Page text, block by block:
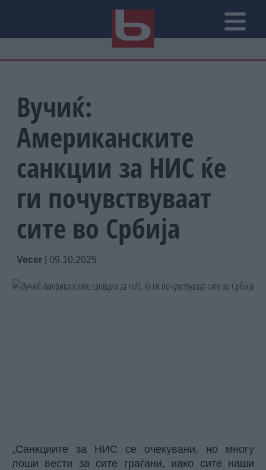
Вучиќ:
Американските
санкции за НИС ќе
ги почувствуваат
сите во Србија
Vecer 09.10.2025
„Санкциите за НИС се очекувани, но многу
лоши вести за сите граѓани, иако сите наши